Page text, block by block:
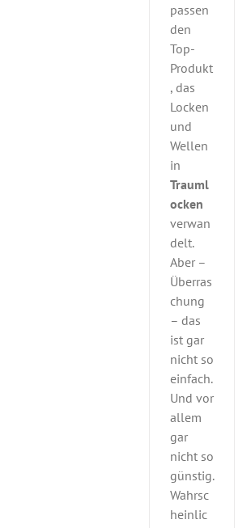
passen
den
Top-
Produkt
, das
Locken
und
Wellen
in
Trauml
ocken
verwan
delt.
Aber –
Überras
chung
– das
ist gar
nicht so
einfach.
Und vor
allem
gar
nicht so
günstig.
Wahrsc
heinlic